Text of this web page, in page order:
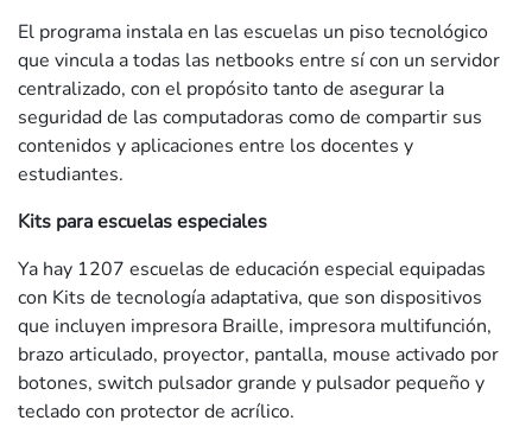
El programa instala en las escuelas un piso tecnológico
que vincula a todas las netbooks entre sí con un servidor
centralizado, con el propósito tanto de asegurar la
seguridad de las computadoras como de compartir sus
contenidos y aplicaciones entre los docentes y
estudiantes.
Kits para escuelas especiales
Ya hay 1207 escuelas de educación especial equipadas
con Kits de tecnología adaptativa, que son dispositivos
que incluyen impresora Braille, impresora multifunción,
brazo articulado, proyector, pantalla, mouse activado por
botones, switch pulsador grande y pulsador pequeño y
teclado con protector de acrílico.